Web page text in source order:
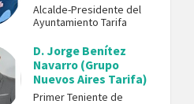
Alcalde-Presidente del
Ayuntamiento Tarifa
D. Jorge Benítez
Navarro (Grupo
Nuevos Aires Tarifa)
Primer Teniente de